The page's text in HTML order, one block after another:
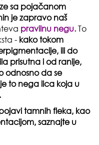
sa pojačanom
je zapravo naš
pravilnu negu. To
- kako tokom
ili do
prisutna i od ranije,
odnosno da se
tonega lica koja u
tamnih fleka, kao
saznajte u